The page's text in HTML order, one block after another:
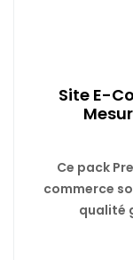
Site E-
Ce pack
commerce
qualité